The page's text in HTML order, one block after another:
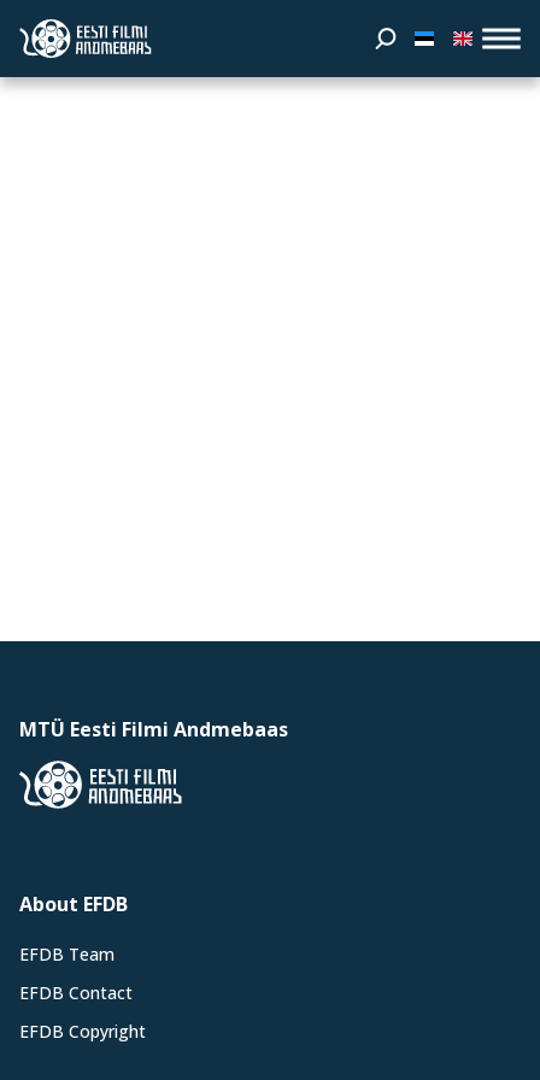
MTÜ Eesti Filmi Andmebaas
About EFDB
EFDB Team
EFDB Contact
EFDB Copyright